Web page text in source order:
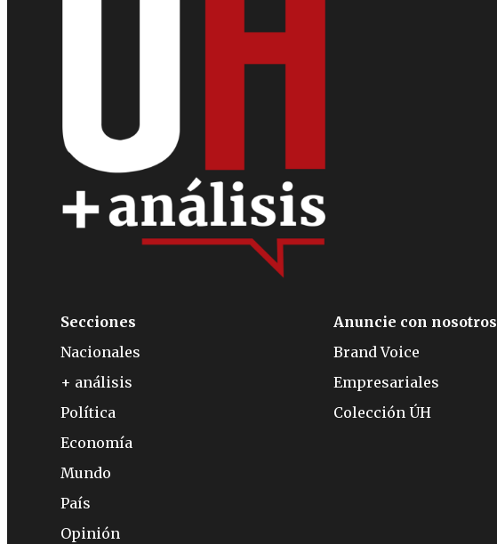
Secciones
Nacionales
+ análisis
Política
Economía
Mundo
País
Opinión
Anuncie con nosotros
Brand Voice
Empresariales
Colección ÚH